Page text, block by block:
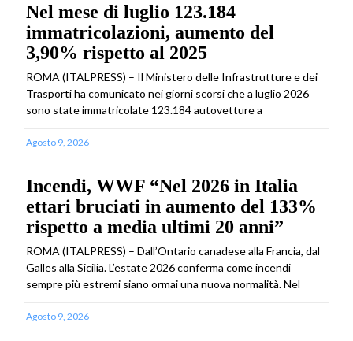
Nel mese di luglio 123.184
immatricolazioni, aumento del
3,90% rispetto al 2025
ROMA (ITALPRESS) – Il Ministero delle Infrastrutture e dei
Trasporti ha comunicato nei giorni scorsi che a luglio 2026
sono state immatricolate 123.184 autovetture a
Agosto 9, 2026
Incendi, WWF “Nel 2026 in Italia
ettari bruciati in aumento del 133%
rispetto a media ultimi 20 anni”
ROMA (ITALPRESS) – Dall’Ontario canadese alla Francia, dal
Galles alla Sicilia. L’estate 2026 conferma come incendi
sempre più estremi siano ormai una nuova normalità. Nel
Agosto 9, 2026